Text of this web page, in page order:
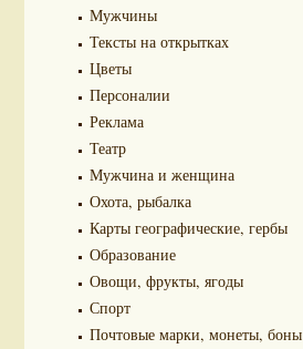
Мужчины
Тексты на открытках
Цветы
Персоналии
Реклама
Театр
Мужчина и женщина
Охота, рыбалка
Карты географические, гербы
Образование
Овощи, фрукты, ягоды
Спорт
Почтовые марки, монеты, боны